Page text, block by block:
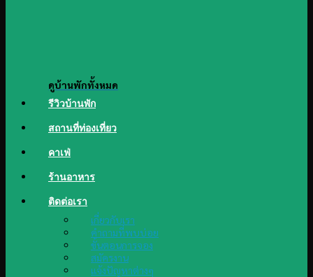
ดูบ้านพักทั้งหมด
รีวิวบ้านพัก
สถานที่ท่องเที่ยว
คาเฟ่
ร้านอาหาร
ติดต่อเรา
เกี่ยวกับเรา
คำถามที่พบบ่อย
ขั้นตอนการจอง
สมัครงาน
แจ้งปัญหาต่างๆ